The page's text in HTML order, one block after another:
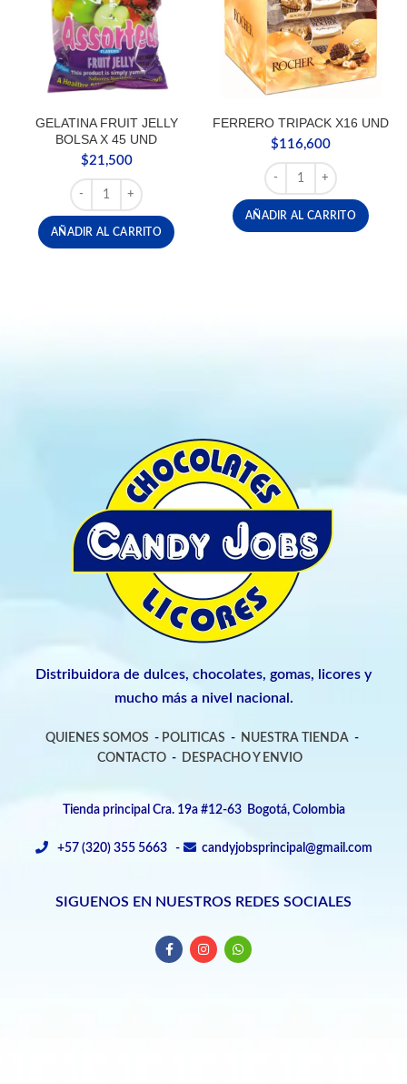
GELATINA FRUIT JELLY
BOLSA X 45 UND
$21,500
GELATINA FRUIT JELLY BOLSA X 45 UND cantidad
AÑADIR AL CARRITO
FERRERO TRIPACK X16 UND
$116,600
FERRERO TRIPACK
AÑADIR AL CARRITO
Distribuidora de dulces, chocolates, gomas, licores y
mucho más a nivel nacional.
QUIENES SOMOS - POLITICAS - NUESTRA TIENDA -
CONTACTO- DESPACHO Y ENVIO
Tienda principal Cra. 19a #12-63 Bogotá, Colombia
+57 (320) 355 5663 - candyjobsprincipal@gmail.com
SIGUENOS EN NUESTROS REDES SOCIALES